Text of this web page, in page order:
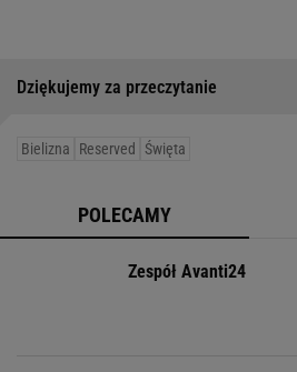
Dziękujemy za przeczytanie
Bielizna Reserved Święta
POLECAMY
Zespół Avanti24